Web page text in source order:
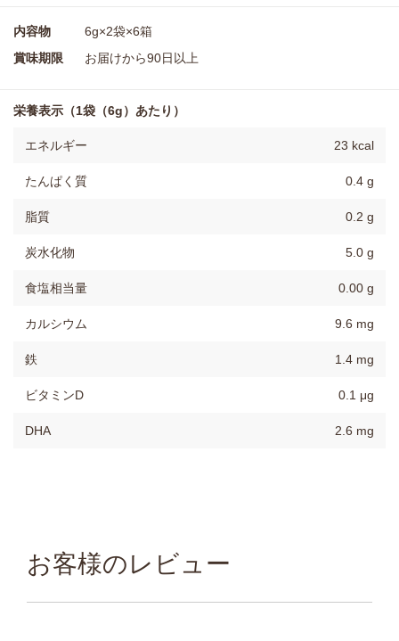
内容物
6g×2袋×6箱
賞味期限
お届けから90日以上
栄養表示（1袋（6g）あたり）
エネルギー 23 kcal
たんぱく質 0.4 g
脂質 0.2 g
炭水化物 5.0 g
食塩相当量 0.00 g
カルシウム 9.6 mg
鉄 1.4 mg
ビタミンD 0.1 μg
DHA 2.6 mg
お客様のレビュー